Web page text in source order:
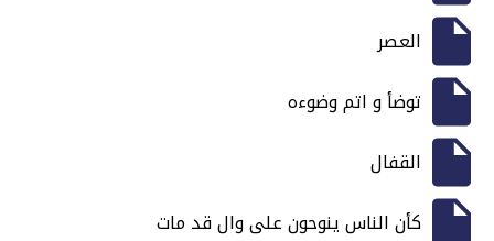
العصر
توضأ و اتم وضوءه
القفال
كأن الناس ينوحون على وال قد مات